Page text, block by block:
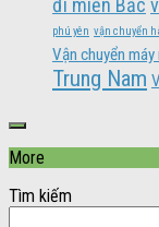
phú yên vận chuyển
Vận chuyển
Trung Nam
More
Tìm kiếm